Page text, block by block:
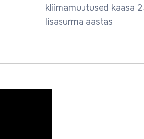
kliimamuutused kaasa
lisasurma aastas